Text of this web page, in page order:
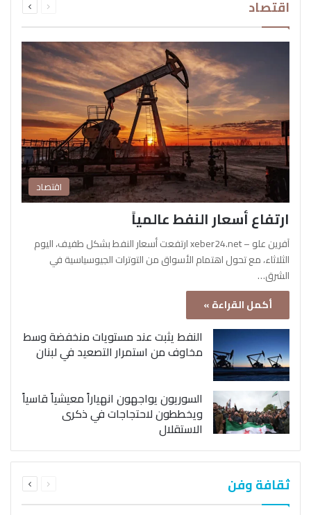
اقتصاد الصفحةالصفحة
اقتصاد
ارتفاع أسعار النفط عالمياً
آفرين علو – xeber24.net ارتفعت أسعار النفط بشكل طفيف، اليوم
الثلاثاء، مع تحول اهتمام الأسواق من التوترات الجيوسياسية في
الشرق…
أكمل القراءة »
النفط يثبت عند مستويات منخفضة وسط
مخاوف من استمرار التصعيد في لبنان
السوريون يواجهون انهياراً معيشياً قاسياً
ويخططون لاحتجاجات في ذكرى
الاستقلال
ثقافة وفن الصفحةالصفحة